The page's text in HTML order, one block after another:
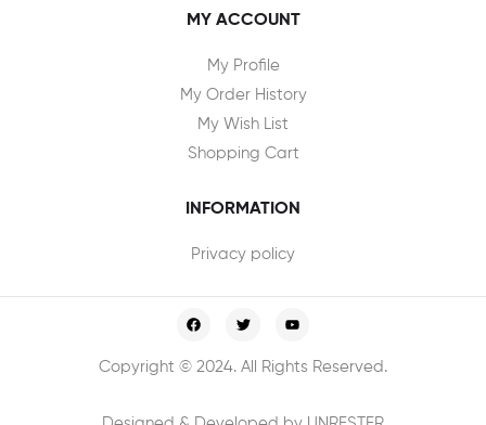
MY ACCOUNT
My Profile
My Order History
My Wish List
Shopping Cart
INFORMATION
Privacy policy
Copyright © 2024. All Rights Reserved.